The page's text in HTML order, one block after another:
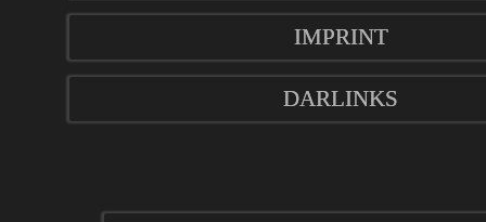
IMPRINT
DARLINKS